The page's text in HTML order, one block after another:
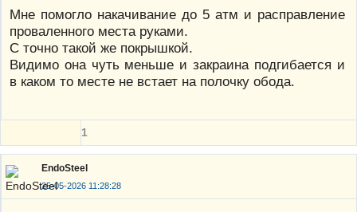
Мне помогло накачивание до 5 атм и расправление
проваленного места руками.
С точно такой же покрышкой.
Видимо она чуть меньше и закраина подгибается и
в каком то месте не встает на полочку обода.
1
EndoSteel
25-05-2026 11:28:28